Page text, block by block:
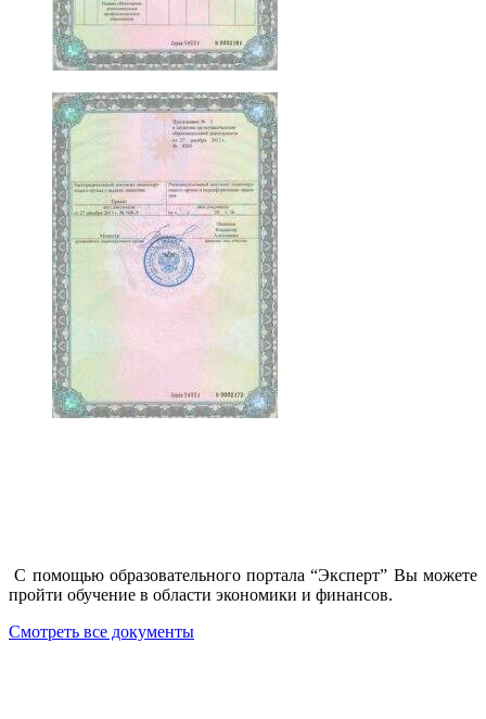
С помощью образовательного портала “Эксперт” Вы можете
пройти обучение в области экономики и финансов.
Смотреть все документы